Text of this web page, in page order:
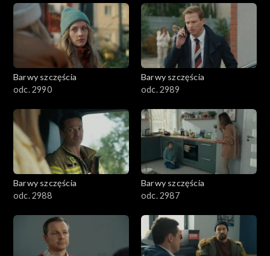
1501–1600
1401–1500
1301–1400
1101–1200
1001–1100
901–1000
801–900
782–800
Barwy szczęścia
odc. 2990
Barwy szczęścia
odc. 2989
Barwy szczęścia
odc. 2988
Barwy szczęścia
odc. 2987